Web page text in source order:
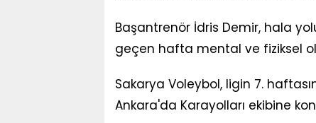
Başantrenör İdris Demir, hala
geçen hafta mental ve fiziksel
Sakarya Voleybol, ligin 7.
Ankara'da Karayolları ekibine